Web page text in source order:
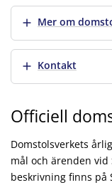
Visa merMer om
Visa merKontakt
Officiell
Domstolsverkets
mål och ärenden vid
beskrivning finns på